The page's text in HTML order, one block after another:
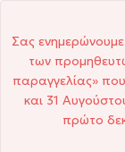
Σας
των
παραγγελίας»
και 31
πρώτο